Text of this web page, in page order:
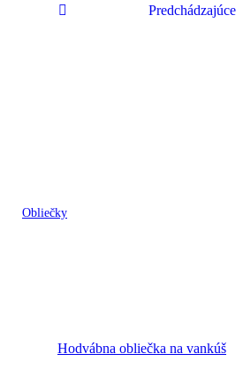
Predchádzajúce
Obliečky
Hodvábna obliečka na vankúš